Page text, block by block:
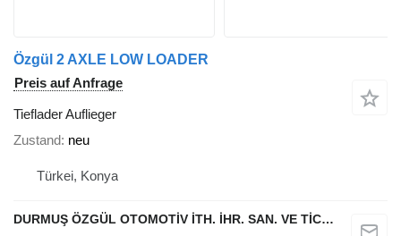
Özgül 2 AXLE LOW LOADER
Preis auf Anfrage
Tieflader Auflieger
Zustand neu
Türkei, Konya
DURMUŞ ÖZGÜL OTOMOTİV İTH. İHR. SAN. VE TİC. A.Ş